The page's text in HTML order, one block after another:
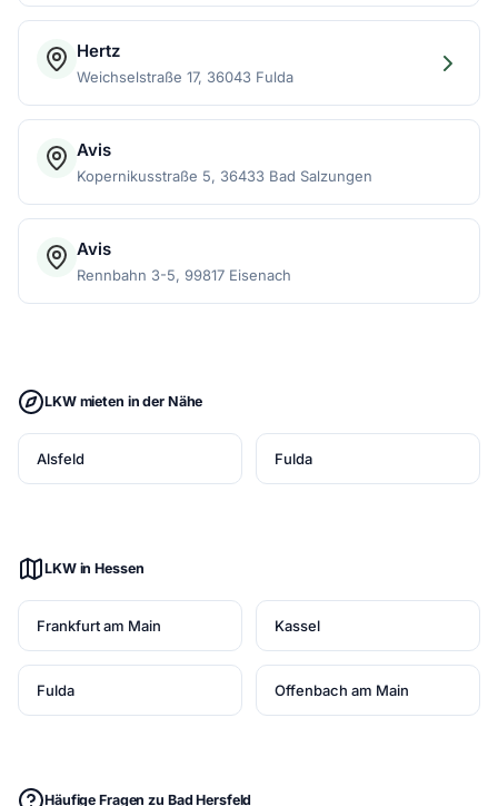
Hertz
Weichselstraße 17, 36043 Fulda
Avis
Kopernikusstraße 5, 36433 Bad Salzungen
Avis
Rennbahn 3-5, 99817 Eisenach
LKW mieten in der Nähe
Alsfeld Fulda
LKW in Hessen
Frankfurt am Main Kassel
Fulda Offenbach am Main
Häufige Fragen zu Bad Hersfeld